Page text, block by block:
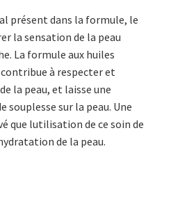
présent dans la formule, le
la sensation de la peau
La formule aux huiles
à respecter et
la peau, et laisse une
souplesse sur la peau. Une
que lutilisation de ce soin de
de la peau.